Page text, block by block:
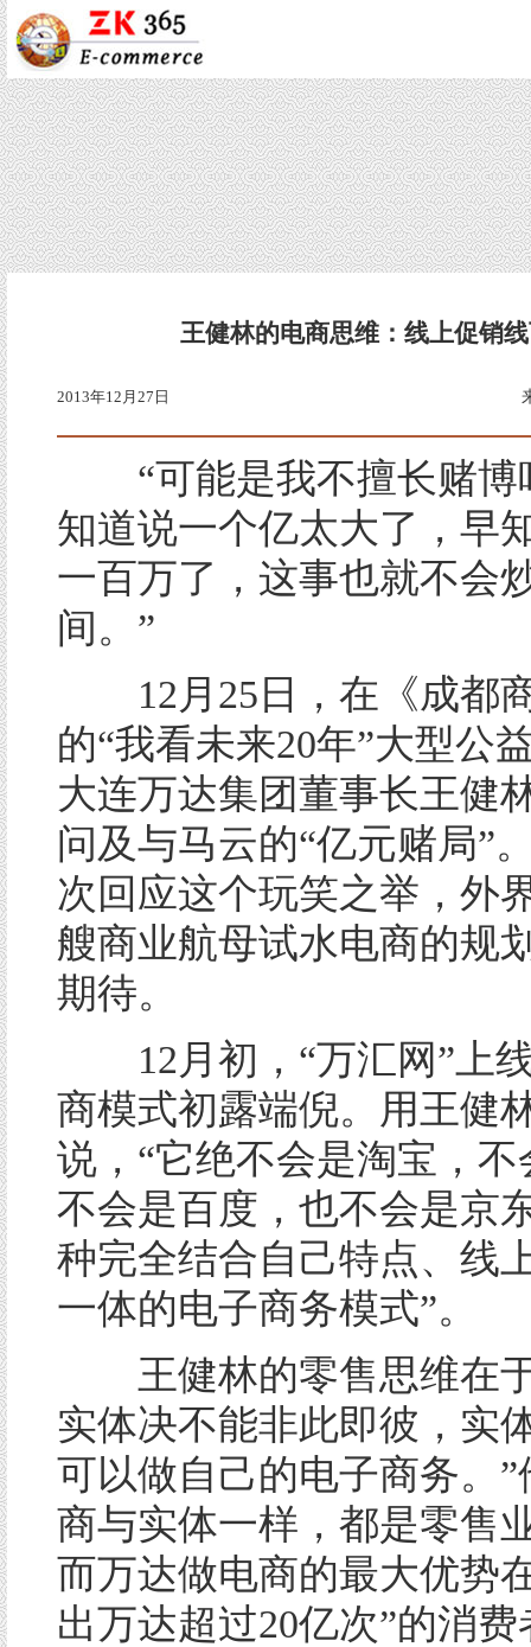
王健林的电商思维：线上促销
2013年12月27日
“可能是我不擅长赌博
知道说一个亿太大了，早
一百万了，这事也就不会
间。”
12月25日，在《成都
的“我看未来20年”大型公
大连万达集团董事长王健
问及与马云的“亿元赌局”
次回应这个玩笑之举，外
艘商业航母试水电商的规
期待。
12月初，“万汇网”上
商模式初露端倪。用王健
说，“它绝不会是淘宝，
不会是百度，也不会是京
种完全结合自己特点、线
一体的电子商务模式”。
王健林的零售思维在于
实体决不能非此即彼，实
可以做自己的电子商务。
商与实体一样，都是零售
而万达做电商的最大优势
出万达超过20亿次”的消